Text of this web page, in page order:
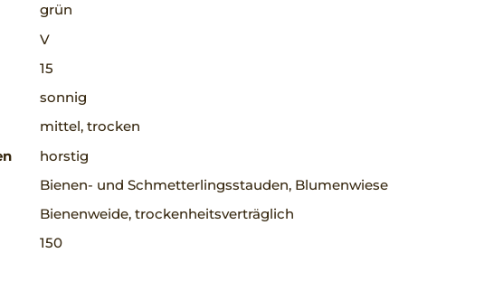
grün
V
15
sonnig
mittel, trocken
horstig
Bienen- und Schmetterlingsstauden, Blumenwiese
Bienenweide, trockenheitsverträglich
150